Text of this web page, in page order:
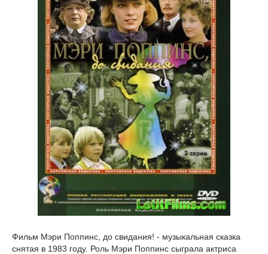
Фильм Мэри Поппинс, до свидания! - музыкальная сказка
снятая в 1983 году. Роль Мэри Поппинс сыграла актриса